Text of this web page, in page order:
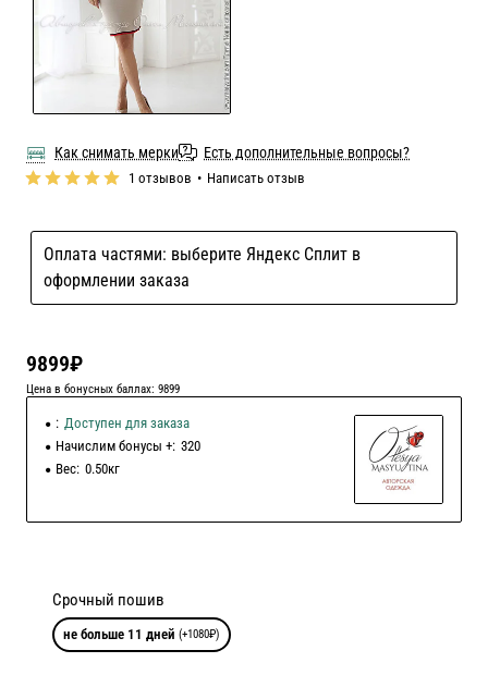
Как снимать мерки Есть дополнительные вопросы?
Оплата частями: выберите Яндекс Сплит в
оформлении заказа
1 отзывов • Написать отзыв
9899₽
Цена в бонусных баллах: 9899
: Доступен для заказа
Начислим бонусы +: 320
Вес: 0.50кг
Срочный пошив
не больше 11 дней (+1080₽)